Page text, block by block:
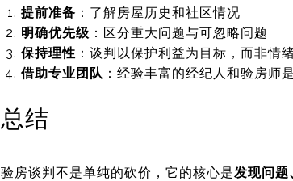
提前准备 ：了解房屋历史和社区情况
明确优先级 ：区分重大问题与可忽略问题
保持理性 ：谈判以保护利益为目标，而非情
借助专业团队 ：经验丰富的经纪人和验房师
总结
验房谈判不是单纯的砍价，它的核心是发现问题